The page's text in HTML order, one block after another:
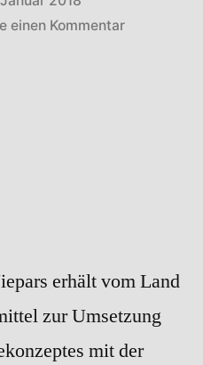
einen Kommentarzu
erhält vom Land
zur Umsetzung
mit der